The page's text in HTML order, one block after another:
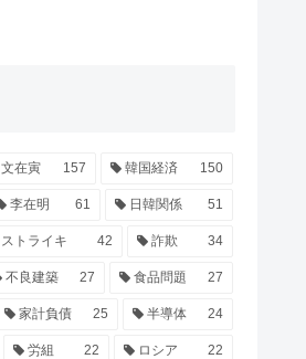
文在寅 157 韓国経済 150
李在明 61 日韓関係 51
ストライキ 42 詐欺 34
不良建築 27 食品問題 27
家計負債 25 半導体 24
労組 22 ロシア 22